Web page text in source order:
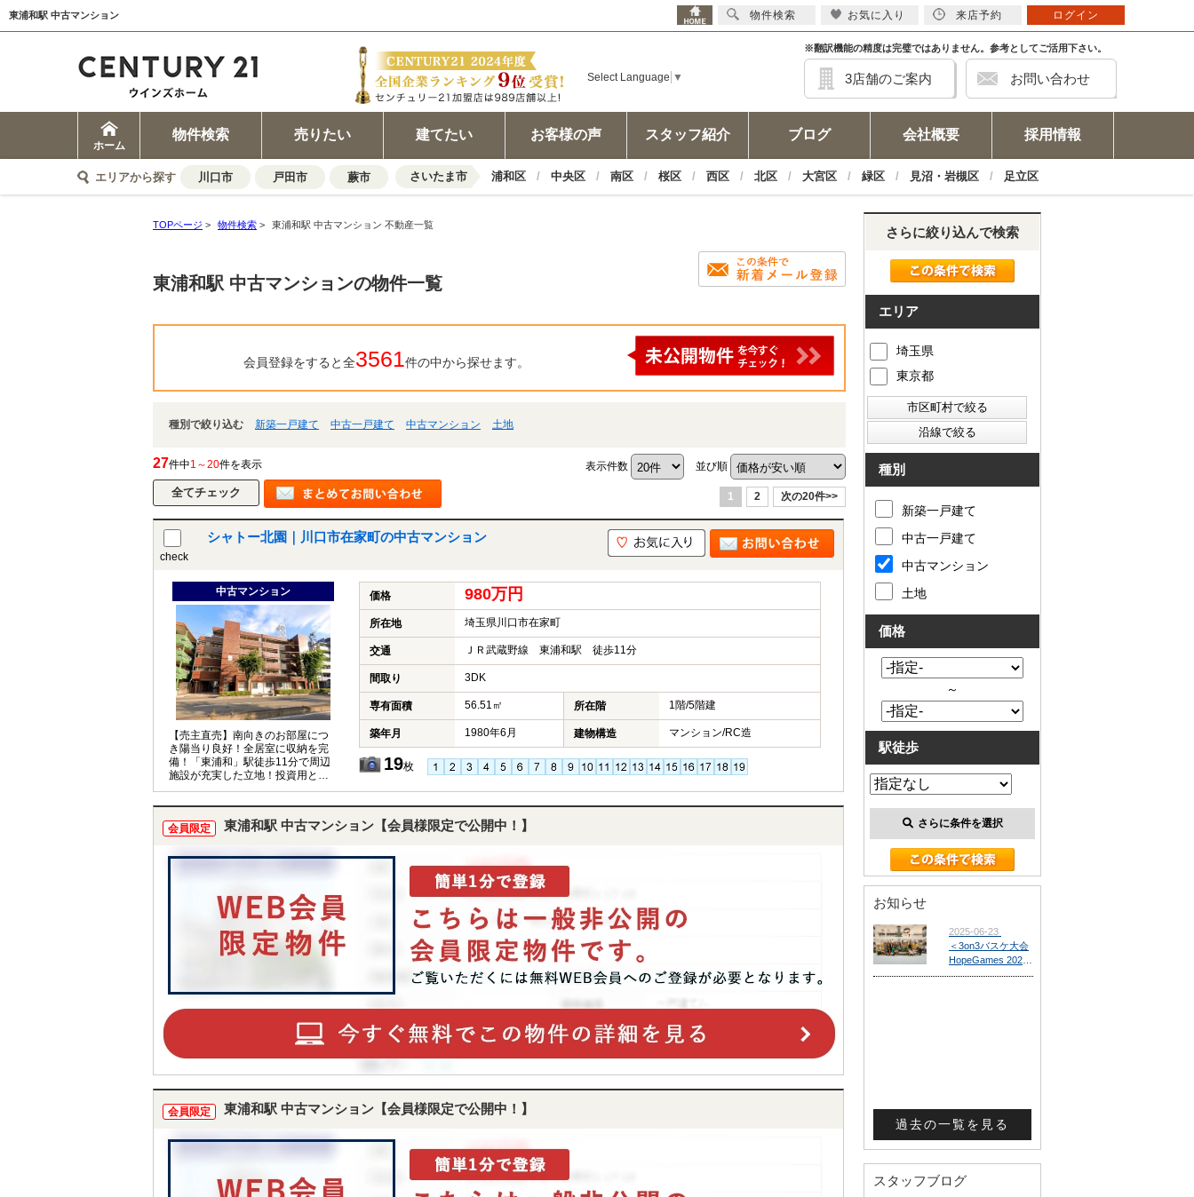
東浦和駅 中古マンション
Select Language ▼
※翻訳機能の精度は完璧ではありません。参考としてご活用下さい。
3店舗のご案内 お問い合わせ
ホーム
物件検索 売りたい 建てたい お客様の声 スタッフ紹介 ブログ 会社概要 採用情報
エリアから探す 川口市 戸田市 蕨市 さいたま市 浦和区 中央区 南区 桜区 西区 北区 大宮区 緑区 見沼・岩槻区 足立区
TOPページ > 物件検索 > 東浦和駅 中古マンション 不動産一覧
東浦和駅 中古マンションの物件一覧
会員登録をすると全3561件の中から探せます。
種別で絞り込む 新築一戸建て 中古一戸建て 中古マンション 土地
27件中1～20件を表示 表示件数 並び順
1 2 次の20件>>
check
シャトー北園｜川口市在家町の中古マンション
中古マンション
【売主直売】南向きのお部屋につ
き陽当り良好！全居室に収納を完
備！「東浦和」駅徒歩11分で周辺
施設が充実した立地！投資用とし
てもご検討ください。
価格 980万円
所在地 埼玉県川口市在家町
交通 ＪＲ武蔵野線 東浦和駅 徒歩11分
間取り 3DK
専有面積 56.51㎡ 所在階 1階/5階建
築年月 1980年6月 建物構造 マンション/RC造
19枚
会員限定 東浦和駅 中古マンション【会員様限定で公開中！】
会員限定 東浦和駅 中古マンション【会員様限定で公開中！】
さらに絞り込んで検索
エリア
埼玉県
東京都
種別
新築一戸建て
中古一戸建て
中古マンション
土地
価格
～
駅徒歩
さらに条件を選択
お知らせ
過去の一覧を見る
スタッフブログ
物件検索 お気に入り 来店予約 ログイン